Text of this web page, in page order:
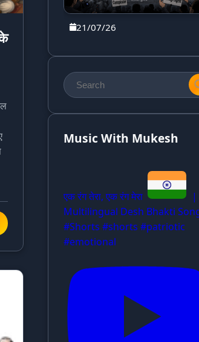
21/07/26
Music With Mukesh
एक रंग तेरा, एक रंग मेरा
|
Multilingual Desh Bhakti
#Shorts #shorts #patriotic
#emotional